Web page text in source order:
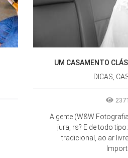
UM CASAMENTO
DICAS,
2371
A gente (W&W
jura, rs? E de todo
tradicional, ao ar